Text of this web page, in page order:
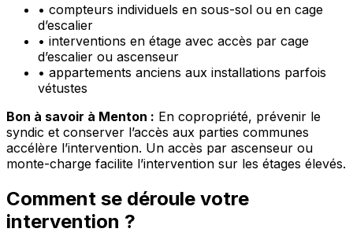
• compteurs individuels en sous-sol ou en cage
d’escalier
• interventions en étage avec accès par cage
d’escalier ou ascenseur
• appartements anciens aux installations parfois
vétustes
Bon à savoir à Menton : En copropriété, prévenir le
syndic et conserver l’accès aux parties communes
accélère l’intervention. Un accès par ascenseur ou
monte-charge facilite l’intervention sur les étages élevés.
Comment se déroule votre
intervention ?